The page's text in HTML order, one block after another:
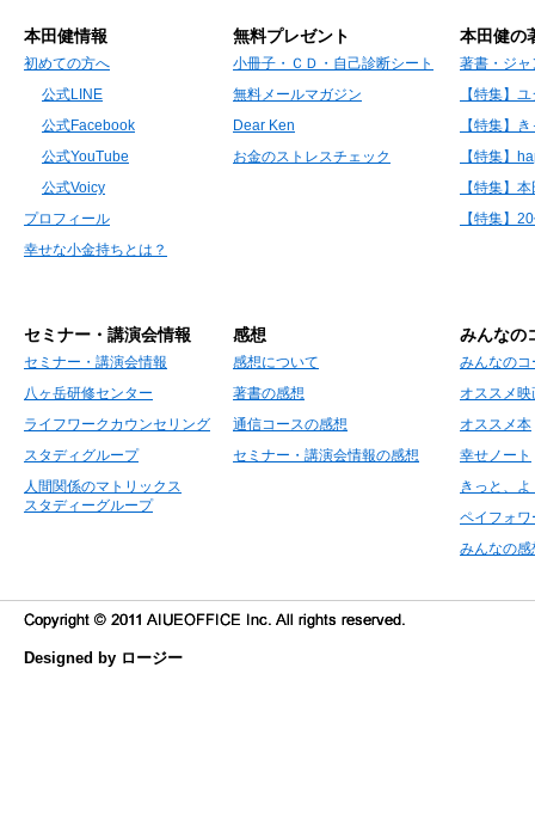
本田健情報
初めての方へ
公式LINE
公式Facebook
公式YouTube
公式Voicy
プロフィール
幸せな小金持ちとは？
無料プレゼント
小冊子・ＣＤ・自己診断シート
無料メールマガジン
Dear Ken
お金のストレスチェック
本田健の
著書・ジャ
【特集】
【特集】
【特集】
【特集】
【特集】
セミナー・講演会情報
セミナー・講演会情報
八ヶ岳研修センター
ライフワークカウンセリング
スタディグループ
人間関係のマトリックス
スタディーグループ
感想
感想について
著書の感想
通信コースの感想
セミナー・講演会情報の感想
みんなの
みんなの
オススメ映
オススメ本
幸せノート
きっと、
ペイフォワ
みんなの感
Designed by ロージー